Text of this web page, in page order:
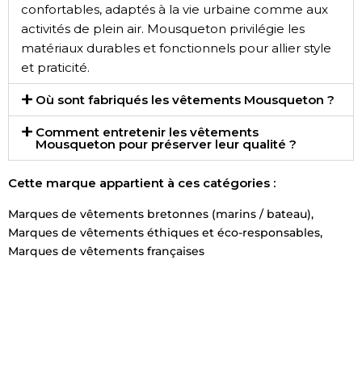
confortables, adaptés à la vie urbaine comme aux
activités de plein air. Mousqueton privilégie les
matériaux durables et fonctionnels pour allier style
et praticité.
Où sont fabriqués les vêtements Mousqueton ?
Comment entretenir les vêtements
Mousqueton pour préserver leur qualité ?
Cette marque appartient à ces catégories :
Marques de vêtements bretonnes (marins / bateau),
Marques de vêtements éthiques et éco-responsables,
Marques de vêtements françaises